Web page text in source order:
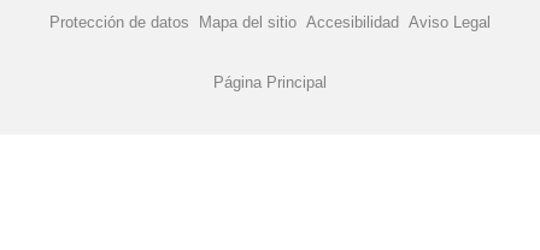
Protección de datos Mapa del sitio Accesibilidad Aviso Legal
Página Principal